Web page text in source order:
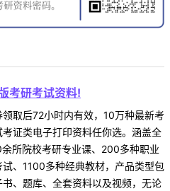
考研考试资料!
领取后72小时内有效，10万种最新考
考证类电子打印资料任你选。涵盖全
所院校考研专业课、200多种职业
试、1100多种经典教材，产品类型包
书、题库、全套资料以及视频，无论